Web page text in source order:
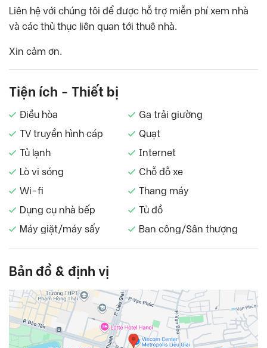
Liên hệ với chúng tôi để được hỗ trợ miễn phí xem nhà
và các thủ thục liên quan tới thuê nhà.
Xin cảm ơn.
Tiện ích - Thiết bị
Điều hòa
Ga trải giường
TV truyền hình cáp
Quạt
Tủ lạnh
Internet
Lò vi sóng
Chỗ đỗ xe
Wi-fi
Thang máy
Dụng cụ nhà bếp
Tủ đồ
Máy giặt/máy sấy
Ban công/Sân thượng
Bản đồ & định vị